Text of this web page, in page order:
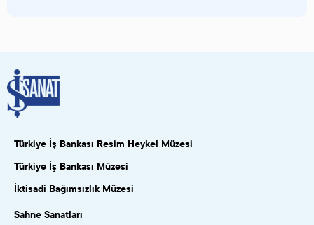
Türkiye İş Bankası Resim Heykel Müzesi
Türkiye İş Bankası Müzesi
İktisadi Bağımsızlık Müzesi
Sahne Sanatları